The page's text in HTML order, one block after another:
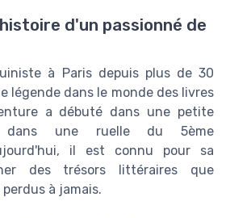
d'un passionné de
à Paris depuis plus de 30
légende dans le monde des livres
a débuté dans une petite
dans une ruelle du 5ème
il est connu pour sa
des trésors littéraires que
à jamais.